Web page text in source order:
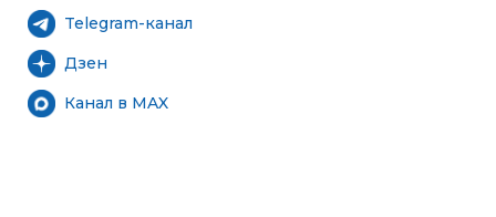
Telegram-канал
Дзен
Канал в MAX